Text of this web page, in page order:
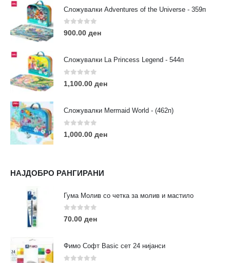
Сложувалки Adventures of the Universe - 359п
0out of 5
900.00 ден
Сложувалки La Princess Legend - 544п
0 out of 5
1,100.00 ден
Сложувалки Mermaid World - (462п)
0 out of 5
1,000.00 ден
НАЈДОБРО РАНГИРАНИ
Гума Молив со четка за молив и мастило
0out of 5
70.00 ден
Фимо Софт Basic сет 24 нијанси
contact@moehobi.mk
РАБОТНО ВРЕМЕ:
Пон - Саб / 09:00 - 21:00
ЛИНКОВИ
Услови за користење
Големопродажба
Кариера
За нас
Нашите локации
ПОПУЛАРНИ ТАГОВИ
eurodanvest FIMO Креативни Сетови
markers
rapitografi sketch staedtler